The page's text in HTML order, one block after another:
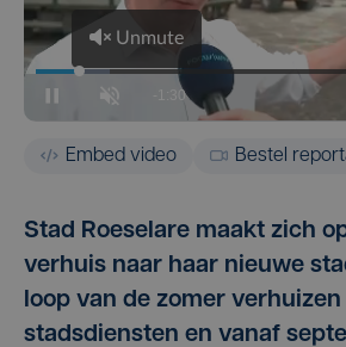
Embed video Bestel
Stad Roeselare maakt zich
verhuis naar haar nieuwe
loop van de zomer verhuizen
stadsdiensten en vanaf